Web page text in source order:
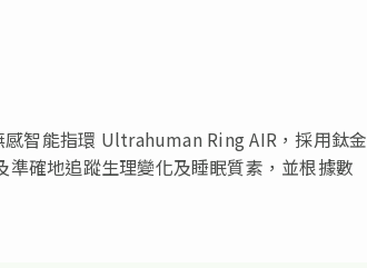
智能指環 Ultrahuman Ring AIR，採用鈦金
確地追蹤生理變化及睡眠質素，並根據數